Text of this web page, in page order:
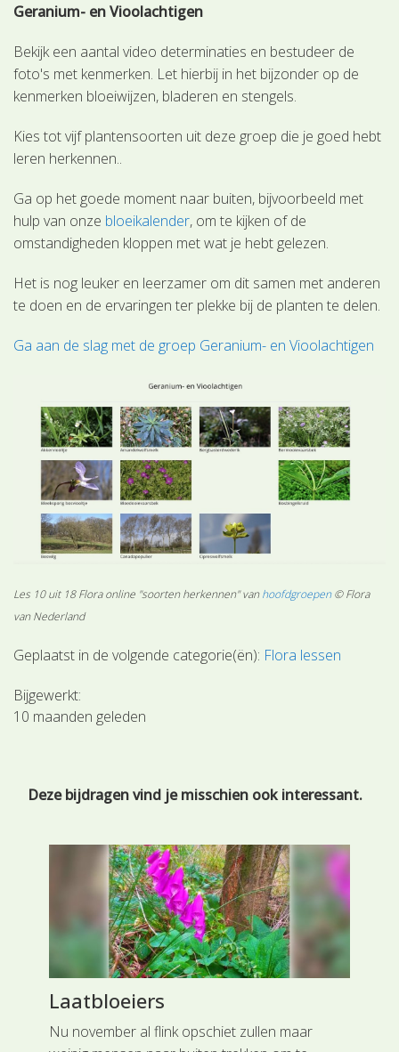
Geranium- en Vioolachtigen
Bekijk een aantal video determinaties en bestudeer de
foto's met kenmerken. Let hierbij in het bijzonder op de
kenmerken bloeiwijzen, bladeren en stengels.
Kies tot vijf plantensoorten uit deze groep die je goed hebt
leren herkennen..
Ga op het goede moment naar buiten, bijvoorbeeld met
hulp van onze bloeikalender, om te kijken of de
omstandigheden kloppen met wat je hebt gelezen.
Het is nog leuker en leerzamer om dit samen met anderen
te doen en de ervaringen ter plekke bij de planten te delen.
Ga aan de slag met de groep Geranium- en Vioolachtigen
Les 10 uit 18 Flora online "soorten herkennen" vanhoofdgroepen© Flora
van Nederland
Geplaatst in de volgende categorie(ën): Flora lessen
Bijgewerkt:
10 maanden geleden
Deze bijdragen vind je misschien ook interessant.
Laatbloeiers
Nu november al flink opschiet zullen maar